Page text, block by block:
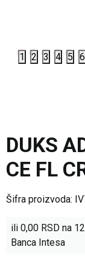
1 2 3 4 5 6
DUKS
CE FL
Šifra proizvoda:
ili 0,00 RSD na
Banca Intesa